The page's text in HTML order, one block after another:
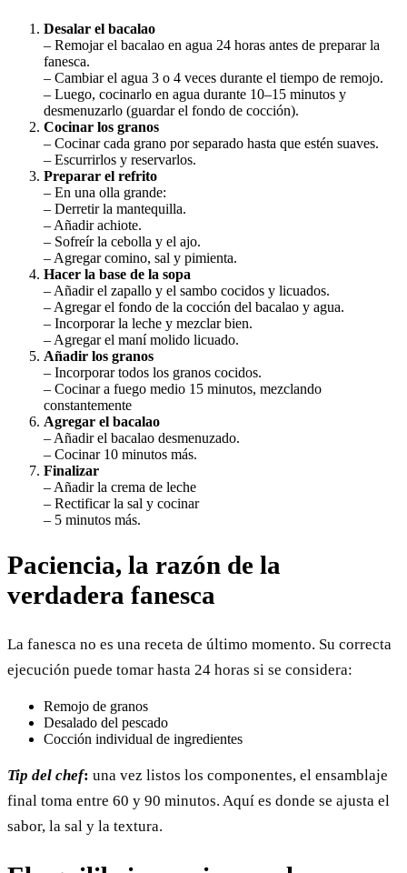
Desalar el bacalao
– Remojar el bacalao en agua 24 horas antes de preparar la
fanesca.
– Cambiar el agua 3 o 4 veces durante el tiempo de remojo.
– Luego, cocinarlo en agua durante 10–15 minutos y
desmenuzarlo (guardar el fondo de cocción).
Cocinar los granos
– Cocinar cada grano por separado hasta que estén suaves.
– Escurrirlos y reservarlos.
Preparar el refrito
– En una olla grande:
– Derretir la mantequilla.
– Añadir achiote.
– Sofreír la cebolla y el ajo.
– Agregar comino, sal y pimienta.
Hacer la base de la sopa
– Añadir el zapallo y el sambo cocidos y licuados.
– Agregar el fondo de la cocción del bacalao y agua.
– Incorporar la leche y mezclar bien.
– Agregar el maní molido licuado.
Añadir los granos
– Incorporar todos los granos cocidos.
– Cocinar a fuego medio 15 minutos, mezclando
constantemente
Agregar el bacalao
– Añadir el bacalao desmenuzado.
– Cocinar 10 minutos más.
Finalizar
– Añadir la crema de leche
– Rectificar la sal y cocinar
– 5 minutos más.
Paciencia, la razón de la
verdadera fanesca
La fanesca no es una receta de último momento. Su correcta
ejecución puede tomar hasta 24 horas si se considera:
Remojo de granos
Desalado del pescado
Cocción individual de ingredientes
Tip del chef: una vez listos los componentes, el ensamblaje
final toma entre 60 y 90 minutos. Aquí es donde se ajusta el
sabor, la sal y la textura.